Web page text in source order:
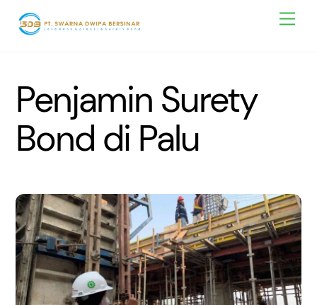
content
Penjamin Surety
Bond di Palu